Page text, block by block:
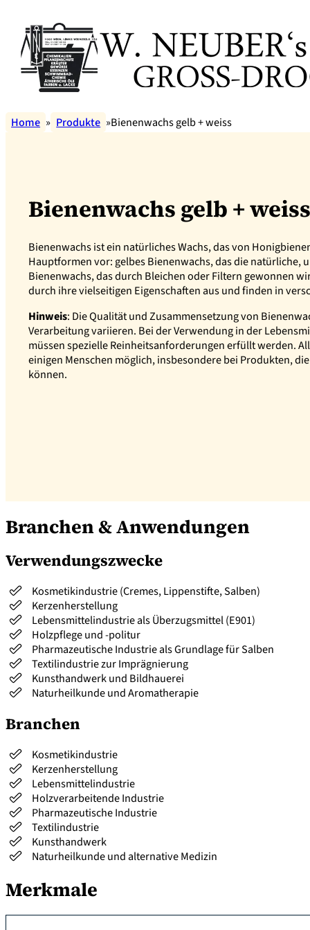
Home Produkte Bienenwachs gelb + weiss
Bienenwachs gelb +
Bienenwachs ist ein natürliches Wachs, das von
Hauptformen vor: gelbes Bienenwachs, das die natürliche,
Bienenwachs, das durch Bleichen oder Filtern gewonnen
durch ihre vielseitigen Eigenschaften aus und finden in
Hinweis: Die Qualität und Zusammensetzung von
Verarbeitung variieren. Bei der Verwendung in der
müssen spezielle Reinheitsanforderungen erfüllt werden.
einigen Menschen möglich, insbesondere bei Produkten,
können.
Branchen & Anwendungen
Verwendungszwecke
Kosmetikindustrie (Cremes, Lippenstifte, Salben)
Kerzenherstellung
Lebensmittelindustrie als Überzugsmittel (E901)
Holzpflege und -politur
Pharmazeutische Industrie als Grundlage für Salben
Textilindustrie zur Imprägnierung
Kunsthandwerk und Bildhauerei
Naturheilkunde und Aromatherapie
Branchen
Kosmetikindustrie
Kerzenherstellung
Lebensmittelindustrie
Holzverarbeitende Industrie
Pharmazeutische Industrie
Textilindustrie
Kunsthandwerk
Naturheilkunde und alternative Medizin
Merkmale